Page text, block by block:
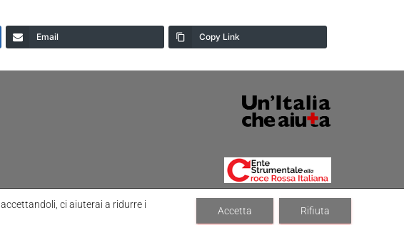
Email Copy Link
accettandoli, ci aiuterai a ridurre i
Accetta Rifiuta